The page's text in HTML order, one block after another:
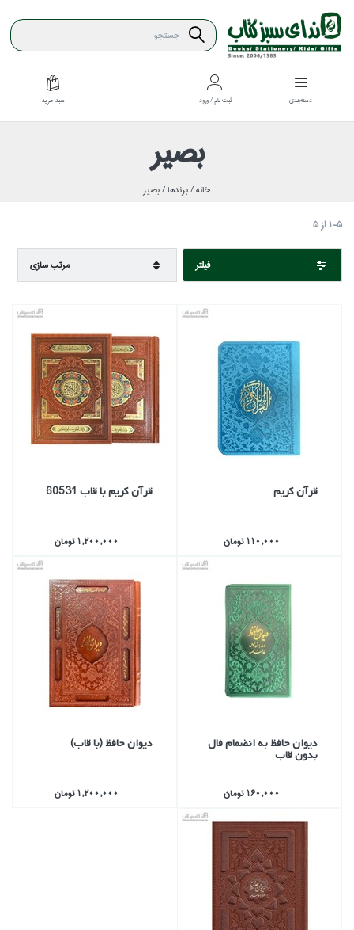
دسته‌بندي ثبت نام / ورود سبد خريد
بصير
خانه /برندها /بصير
1-5از5
فيلتر مرتب سازي
قرآن كريم
110,000 تومان
قرآن كريم با قاب 60531
1,200,000 تومان
ديوان حافظ به انضمام فال
بدون قاب
160,000 تومان
ديوان حافظ (با قاب)
1,200,000 تومان